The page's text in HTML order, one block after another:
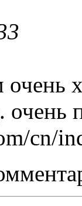
очень
cn/